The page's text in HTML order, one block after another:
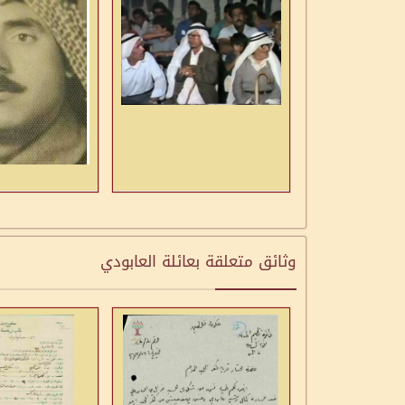
وثائق متعلقة بعائلة العابودي